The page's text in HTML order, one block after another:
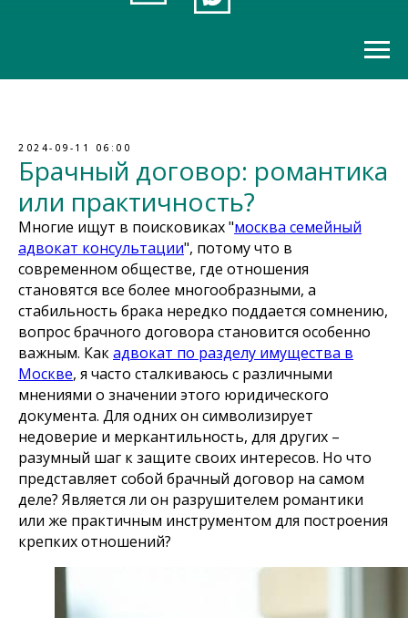
2024-09-11 06:00
Брачный договор: романтика
или практичность?
Многие ищут в поисковиках "москва семейный
адвокат консультации", потому что в
современном обществе, где отношения
становятся все более многообразными, а
стабильность брака нередко поддается сомнению,
вопрос брачного договора становится особенно
важным. Какадвокат по разделу имущества в
Москве, я часто сталкиваюсь с различными
мнениями о значении этого юридического
документа. Для одних он символизирует
недоверие и меркантильность, для других –
разумный шаг к защите своих интересов. Но что
представляет собой брачный договор на самом
деле? Является ли он разрушителем романтики
или же практичным инструментом для построения
крепких отношений?